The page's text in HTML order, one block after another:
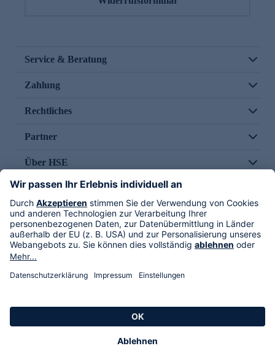
Service & Beratung
Zahlung
Rechtliches
Partner
Über HSE
Im TV
HSE International